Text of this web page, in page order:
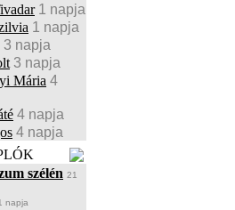
1 napja
1 napja
3 napja
3 napja
Mária 4
4 napja
4 napja
szélén 21
napja